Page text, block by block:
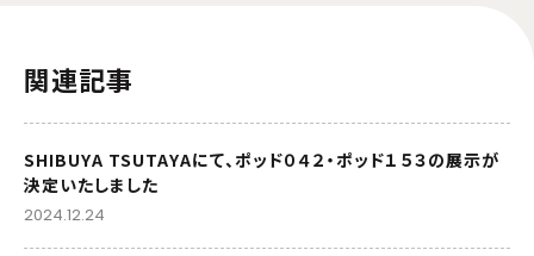
関連記事
SHIBUYA TSUTAYAにて、ポッド０４２・ポッド１５３の展示が
決定いたしました
2024.12.24